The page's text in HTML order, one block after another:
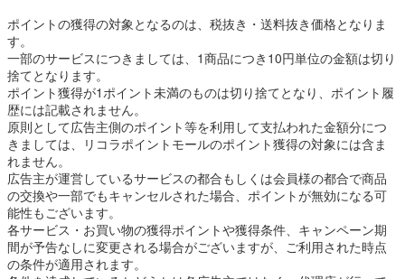
ポイントの獲得の対象となるのは、税抜き・送料抜き価格となりま
す。
一部のサービスにつきましては、1商品につき10円単位の金額は切り
捨てとなります。
ポイント獲得が1ポイント未満のものは切り捨てとなり、ポイント履
歴には記載されません。
原則として広告主側のポイント等を利用して支払われた金額分につ
きましては、リコラポイントモールのポイント獲得の対象には含ま
れません。
広告主が運営しているサービスの都合もしくは会員様の都合で商品
の交換や一部でもキャンセルされた場合、ポイントが無効になる可
能性もございます。
各サービス・お買い物の獲得ポイントや獲得条件、キャンペーン期
間が予告なしに変更される場合がございますが、ご利用された時点
の条件が適用されます。